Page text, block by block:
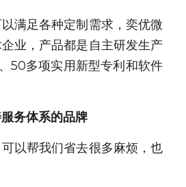
满足各种定制需求，奕优微
业，产品都是自主研发生产
50多项实用新型专利和软件
务体系的品牌
以帮我们省去很多麻烦，也